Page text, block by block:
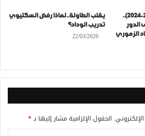
كأس العرش (موسم 2023-2024)..
الدور
الزموري
يقلب الطاولة..لماذا رفض السكتيوي
تدريب الوداد؟
22/03/2026
الحقول الإلزامية مشار إليها بـ*